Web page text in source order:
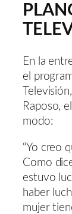
En la
el
Raposo,
modo:
“Yo creo
Como
estuvo
haber
mujer